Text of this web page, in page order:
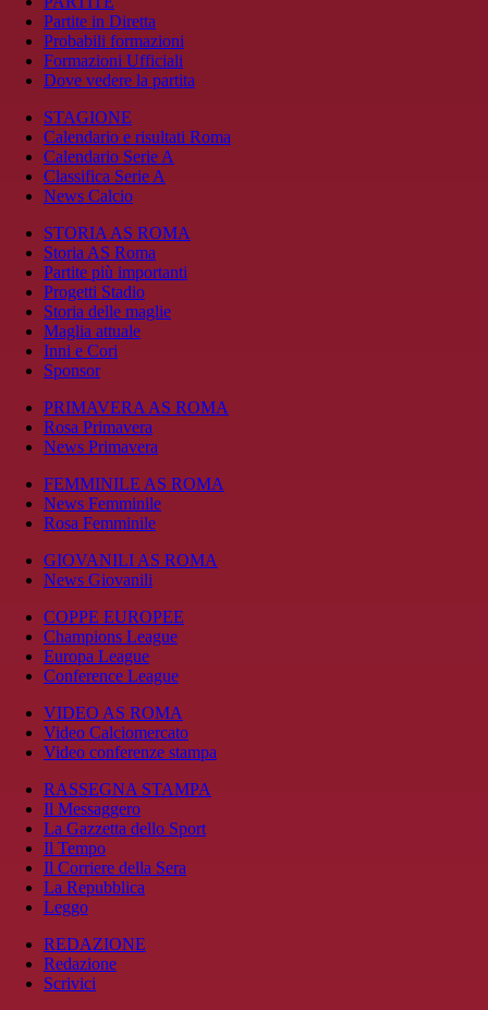
Partite in Diretta
Probabili formazioni
Formazioni Ufficiali
Dove vedere la partita
STAGIONE
Calendario e risultati Roma
Calendario Serie A
Classifica Serie A
News Calcio
STORIA AS ROMA
Storia AS Roma
Partite più importanti
Progetti Stadio
Storia delle maglie
Maglia attuale
Inni e Cori
Sponsor
PRIMAVERA AS ROMA
Rosa Primavera
News Primavera
FEMMINILE AS ROMA
News Femminile
Rosa Femminile
GIOVANILI AS ROMA
News Giovanili
COPPE EUROPEE
Champions League
Europa League
Conference League
VIDEO AS ROMA
Video Calciomercato
Video conferenze stampa
RASSEGNA STAMPA
Il Messaggero
La Gazzetta dello Sport
Il Tempo
Il Corriere della Sera
La Repubblica
Leggo
REDAZIONE
Redazione
Scrivici